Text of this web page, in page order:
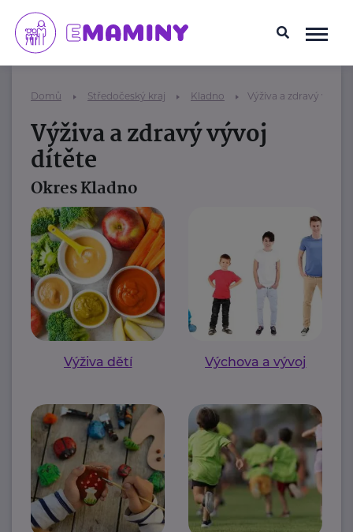
Domů Středočeský kraj Kladno Výživa a zdravý vývoj
Výživa a zdravý vývoj
dítěte
Okres Kladno
Výživa dětí Výchova a vývoj